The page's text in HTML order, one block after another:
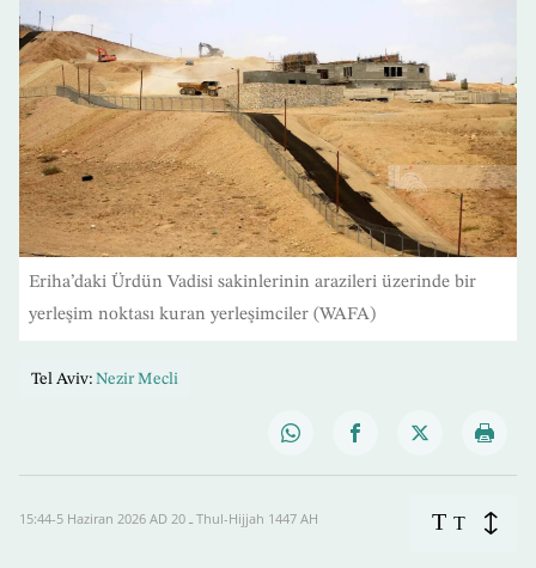
Eriha’daki Ürdün Vadisi sakinlerinin arazileri üzerinde bir
yerleşim noktası kuran yerleşimciler (WAFA)
Tel Aviv: Nezir Mecli
15:44-5 Haziran 2026 AD ـ 20 Thul-Hijjah 1447 AH T T